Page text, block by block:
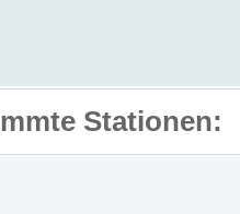
Stationen: